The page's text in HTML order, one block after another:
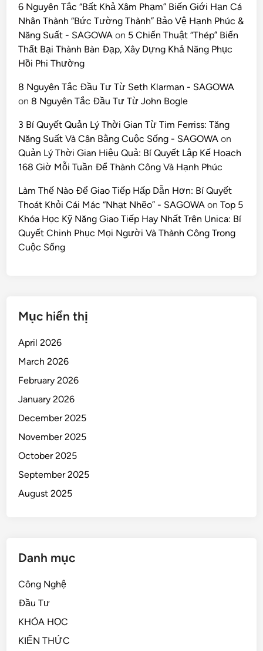
6 Nguyên Tắc “Bất Khả Xâm Phạm” Biến Giới Hạn Cá
Nhân Thành “Bức Tường Thành” Bảo Vệ Hạnh Phúc &
Năng Suất - SAGOWA on 5 Chiến Thuật “Thép” Biến
Thất Bại Thành Bàn Đạp, Xây Dựng Khả Năng Phục
Hồi Phi Thường
8 Nguyên Tắc Đầu Tư Từ Seth Klarman - SAGOWA
on 8 Nguyên Tắc Đầu Tư Từ John Bogle
3 Bí Quyết Quản Lý Thời Gian Từ Tim Ferriss: Tăng
Năng Suất Và Cân Bằng Cuộc Sống - SAGOWA on
Quản Lý Thời Gian Hiệu Quả: Bí Quyết Lập Kế Hoạch
168 Giờ Mỗi Tuần Để Thành Công Và Hạnh Phúc
Làm Thế Nào Để Giao Tiếp Hấp Dẫn Hơn: Bí Quyết
Thoát Khỏi Cái Mác “Nhạt Nhẽo” - SAGOWA onTop 5
Khóa Học Kỹ Năng Giao Tiếp Hay Nhất Trên Unica: Bí
Quyết Chinh Phục Mọi Người Và Thành Công Trong
Cuộc Sống
Mục hiển thị
April 2026
March 2026
February 2026
January 2026
December 2025
November 2025
October 2025
September 2025
August 2025
Danh mục
Công Nghệ
Đầu Tư
KHÓA HỌC
KIẾN THỨC